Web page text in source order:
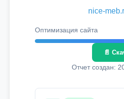
nice-
Оптимизация сайта
📄
Отчет создан: